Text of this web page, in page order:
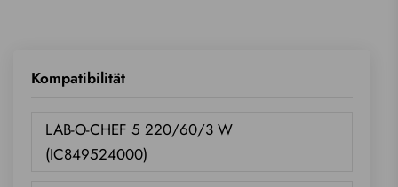
Kompatibilität
LAB-O-CHEF 5 220/60/3 W
(IC849524000)